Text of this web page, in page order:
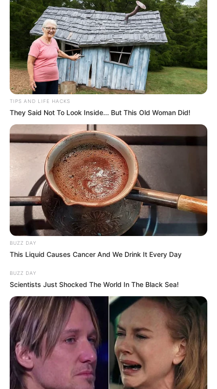
TIPS AND LIFE HACKS
They Said Not To Look Inside... But This Old Woman Did!
BUZZ DAY
This Liquid Causes Cancer And We Drink It Every Day
BUZZ DAY
Scientists Just Shocked The World In The Black Sea!